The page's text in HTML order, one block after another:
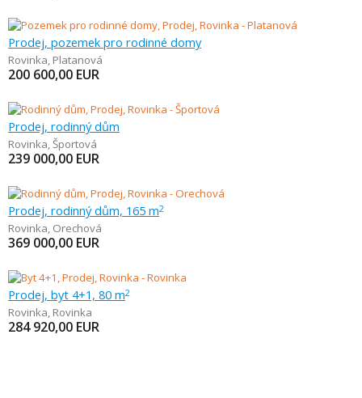
Prodej, pozemek pro rodinné domy
Rovinka, Platanová
200 600,00 EUR
Prodej, rodinný dům
Rovinka,Športová
239 000,00 EUR
Prodej, rodinný dům, 165 m2
Rovinka, Orechová
369 000,00 EUR
Prodej, byt 4+1, 80 m2
Rovinka, Rovinka
284 920,00 EUR